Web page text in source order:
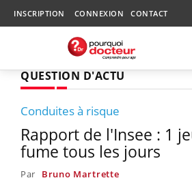
INSCRIPTION CONNEXION CONTACT
QUESTION D'ACTU
Conduites à risque
Rapport de l'Insee : 1
fume tous les jours
Par Bruno Martrette